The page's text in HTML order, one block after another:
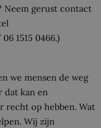
Neem gerust contact
1515 0466.)
we mensen de weg
dat kan en
recht op hebben. Wat
Wij zijn